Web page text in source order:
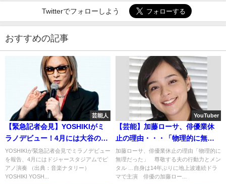
Twitterでフォローしよう
おすすめの記事
芸能人
【緊急記者会見】YOSHIKIがミ
ラノデビュー！4月には大谷のい
るドジャースタジアムで・・・
YOSHIKIが緊急記者会見でミラノデビュー
を報告、4月にはドジャースタジアムでピ
アノ演奏 （出典：音楽ナタリー）
YOSHIKI YOSH...
YouTuber
【芸能】加藤ローサ、俳優業休
止の理由・・・「物理的に無理
だった」
加藤ローサ、俳優業休止の理由「物理的に
無理だった」 尊敬する夫の行動力とメン
タル …自身は14年ぶりに地上波連続ドラ
マで主演 俳優の加藤ロー...